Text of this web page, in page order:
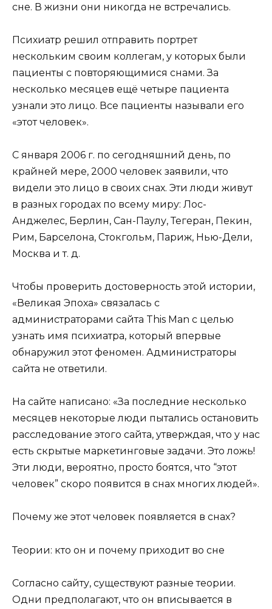
сне. В жизни они никогда не встречались.
Психиатр решил отправить портрет
нескольким своим коллегам, у которых были
пациенты с повторяющимися снами. За
несколько месяцев ещё четыре пациента
узнали это лицо. Все пациенты называли его
«этот человек».
С января 2006 г. по сегодняшний день, по
крайней мере, 2000 человек заявили, что
видели это лицо в своих снах. Эти люди живут
в разных городах по всему миру: Лос-
Анджелес, Берлин, Сан-Паулу, Тегеран, Пекин,
Рим, Барселона, Стокгольм, Париж, Нью-Дели,
Москва и т. д.
Чтобы проверить достоверность этой истории,
«Великая Эпоха» связалась с
администраторами сайта This Man с целью
узнать имя психиатра, который впервые
обнаружил этот феномен. Администраторы
сайта не ответили.
На сайте написано: «За последние несколько
месяцев некоторые люди пытались остановить
расследование этого сайта, утверждая, что у нас
есть скрытые маркетинговые задачи. Это ложь!
Эти люди, вероятно, просто боятся, что “этот
человек” скоро появится в снах многих людей».
Почему же этот человек появляется в снах?
Теории: кто он и почему приходит во сне
Согласно сайту, существуют разные теории.
Одни предполагают, что он вписывается в